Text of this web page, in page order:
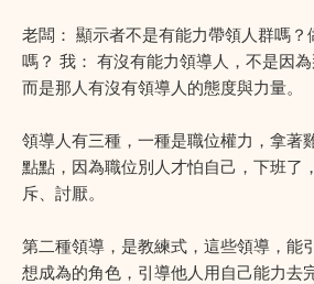
老闆： 顯示者不是有能力帶領人群嗎
嗎？ 我： 有沒有能力領導人，不是因
而是那人有沒有領導人的態度與力量。
領導人有三種，一種是職位權力，拿著
點點，因為職位別人才怕自己，下班了
斥、討厭。
第二種領導，是教練式，這些領導，能
想成為的角色，引導他人用自己能力去